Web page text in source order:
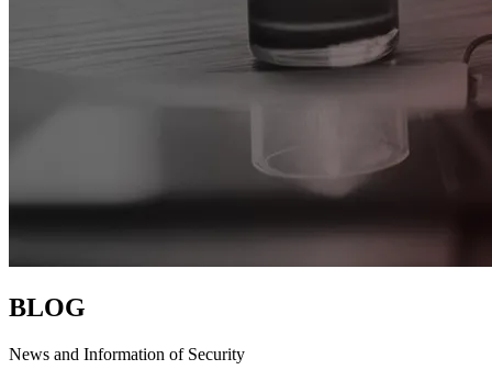
BLOG
News and Information of Security